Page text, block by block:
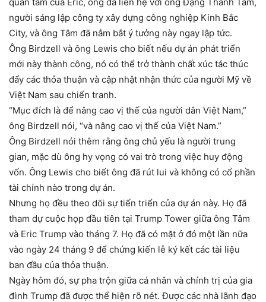
người sáng lập công ty xây dựng công nghiệp Kinh Bắc
City, và ông Tâm đã nắm bắt ý tưởng này ngay lập tức.
Ông Birdzell và ông Lewis cho biết nếu dự án phát triển
mới này thành công, nó có thể trở thành chất xúc tác thúc
đẩy các thỏa thuận và cập nhật nhận thức của người Mỹ về
Việt Nam sau chiến tranh.
“Mục đích là để nâng cao vị thế của người dân Việt Nam,”
ông Birdzell nói, “và nâng cao vị thế của Việt Nam.”
Ông Birdzell nói thêm rằng ông chủ yếu là người trung
gian, mặc dù ông hy vọng có vai trò trong việc huy động
vốn. Ông Lewis cho biết ông đã rút lui và không có cổ phần
tài chính nào trong dự án.
Nhưng họ đều theo dõi sự tiến triển của dự án này. Họ đã
tham dự cuộc họp đầu tiên tại Trump Tower giữa ông Tâm
và Eric Trump vào tháng 7. Họ đã có mặt ở đó một lần nữa
vào ngày 24 tháng 9 để chứng kiến lễ ký kết các tài liệu
ban đầu của thỏa thuận.
Ngày hôm đó, sự pha trộn giữa cá nhân và chính trị của gia
đình Trump đã được thể hiện rõ nét. Được các nhà lãnh đạo